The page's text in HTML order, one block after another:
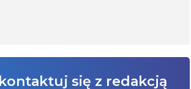
się z redakcją